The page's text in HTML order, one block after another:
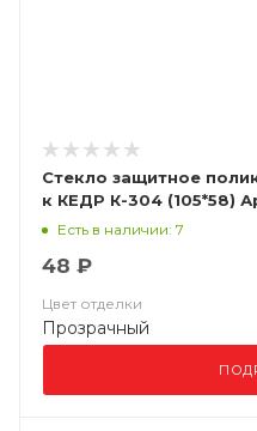
Стекло защитное
к КЕДР К-304 (105*58)
Есть в наличии: 7
48 ₽
Цвет отделки
Прозрачный